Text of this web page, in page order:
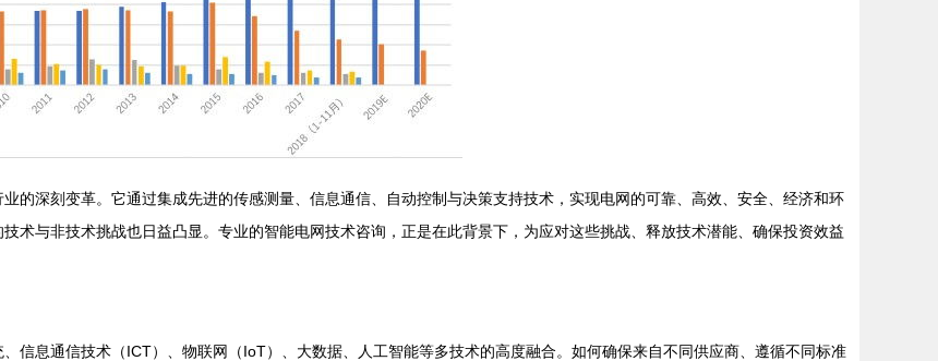
的深刻变革。它通过集成先进的传感测量、信息通信、自动控制与决策支持技术，实现电网的可靠、高效、安全、经济和环
术与非技术挑战也日益凸显。专业的智能电网技术咨询，正是在此背景下，为应对这些挑战、释放技术潜能、确保投资效益
、信息通信技术（ICT）、物联网（IoT）、大数据、人工智能等多技术的高度融合。如何确保来自不同供应商、遵循不同标准